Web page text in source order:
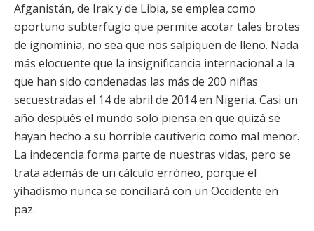
Afganistán, de Irak y de Libia, se emplea como
oportuno subterfugio que permite acotar tales brotes
de ignominia, no sea que nos salpiquen de lleno. Nada
más elocuente que la insignificancia internacional a la
que han sido condenadas las más de 200 niñas
secuestradas el 14 de abril de 2014 en Nigeria. Casi un
año después el mundo solo piensa en que quizá se
hayan hecho a su horrible cautiverio como mal menor.
La indecencia forma parte de nuestras vidas, pero se
trata además de un cálculo erróneo, porque el
yihadismo nunca se conciliará con un Occidente en
paz.